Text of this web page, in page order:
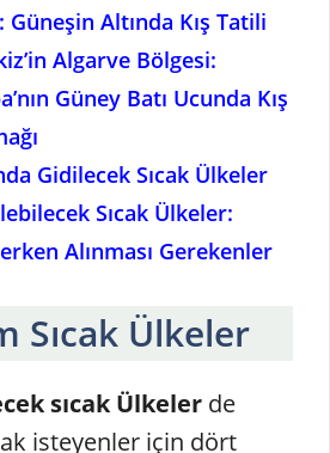
Güneşin Altında Kış Tatili
Algarve Bölgesi:
Güney Batı Ucunda Kış
Gidilecek Sıcak Ülkeler
Sıcak Ülkeler:
Alınması Gerekenler
Sıcak Ülkeler
sıcak Ülkeler de
isteyenler için dört